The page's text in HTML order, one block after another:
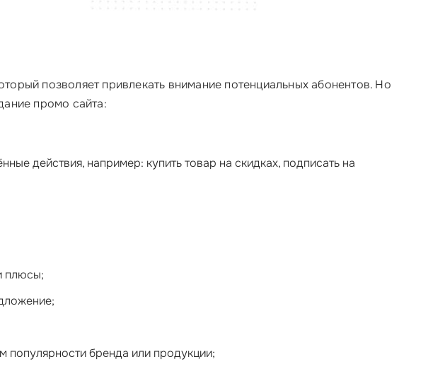
позволяет привлекать внимание потенциальных абонентов. Но
промо сайта:
действия, например: купить товар на скидках, подписать на
плюсы;
популярности бренда или продукции;